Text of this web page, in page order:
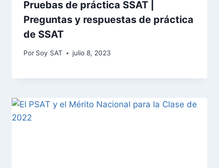
Pruebas de práctica SSAT |
Preguntas y respuestas de práctica
de SSAT
Por Soy SAT julio 8, 2023